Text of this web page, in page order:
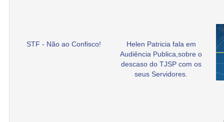
STF - Não ao Confisco!
Helen Patricia fala em
Audiência Publica,sobre o
descaso do TJSP com os
seus Servidores.